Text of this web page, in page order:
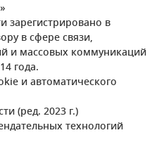
зарегистрировано в
в сфере связи,
и массовых коммуникаций
года.
и автоматического
(ред. 2023 г.)
технологий